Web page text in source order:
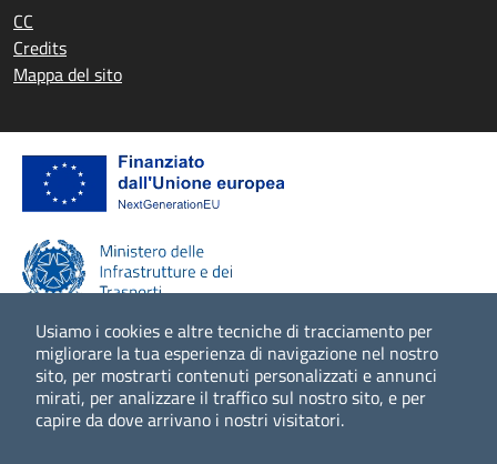
Usiamo i cookies e altre tecniche di tracciamento per
migliorare la tua esperienza di navigazione nel nostro
sito, per mostrarti contenuti personalizzati e annunci
mirati, per analizzare il traffico sul nostro sito, e per
capire da dove arrivano i nostri visitatori.
CC
Credits
Mappa del sito
Scopri di più